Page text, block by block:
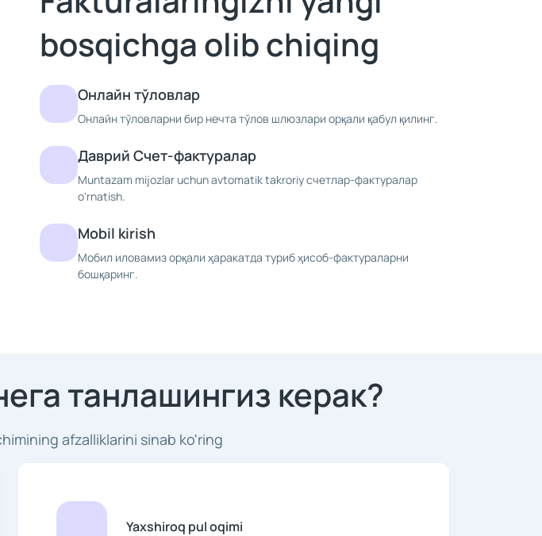
bosqichga olib chiqing
Онлайн тўловлар
Онлайн тўловларни бир нечта тўлов шлюзлари орқали қабул қилинг.
Даврий Счет-фактуралар
Muntazam mijozlar uchun avtomatik takroriy счетлар-фактуралар
o'rnatish.
Mobil kirish
Мобил иловамиз орқали ҳаракатда туриб ҳисоб-фактураларни
бошқаринг.
танлашингиз керак?
afzalliklarini sinab ko'ring
Yaxshiroq pul oqimi